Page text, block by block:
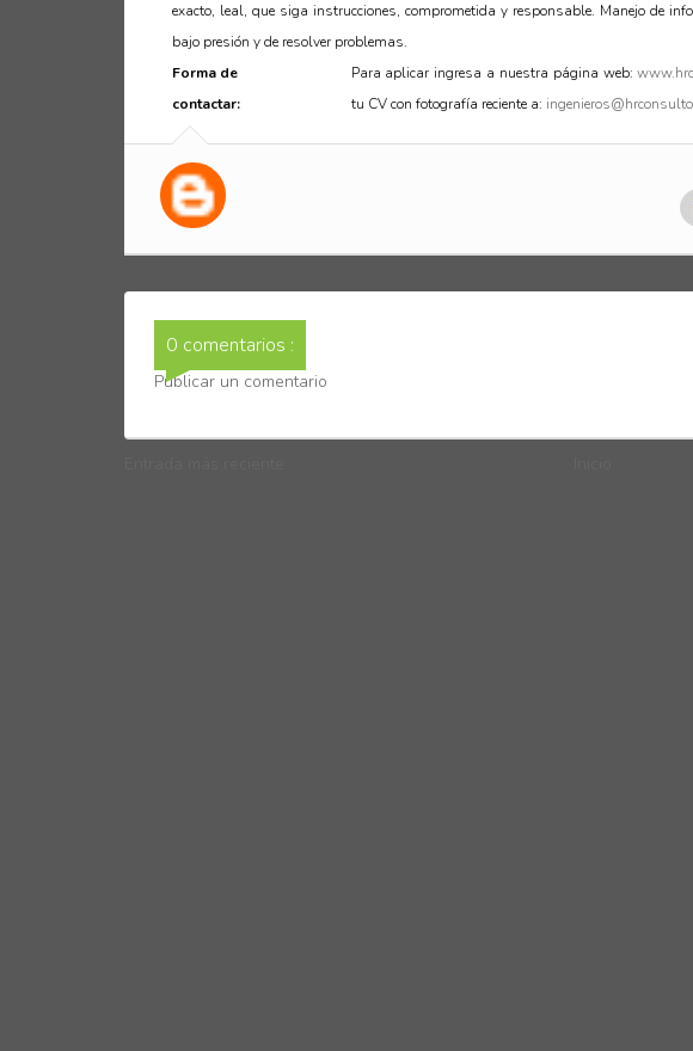
exacto, leal, que siga instrucciones, comprometida y responsable. Manejo de
bajo presión y de resolver problemas.
Forma de
contactar:
Para aplicar ingresa a nuestra página web:
tu CV con fotografía reciente a:
0 comentarios :
Publicar un comentario